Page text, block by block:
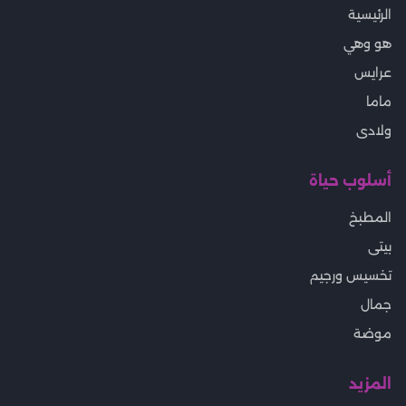
الرئيسية
هو وهي
عرايس
ماما
ولادى
أسلوب حياة
المطبخ
بيتى
تخسيس ورجيم
جمال
موضة
المزيد